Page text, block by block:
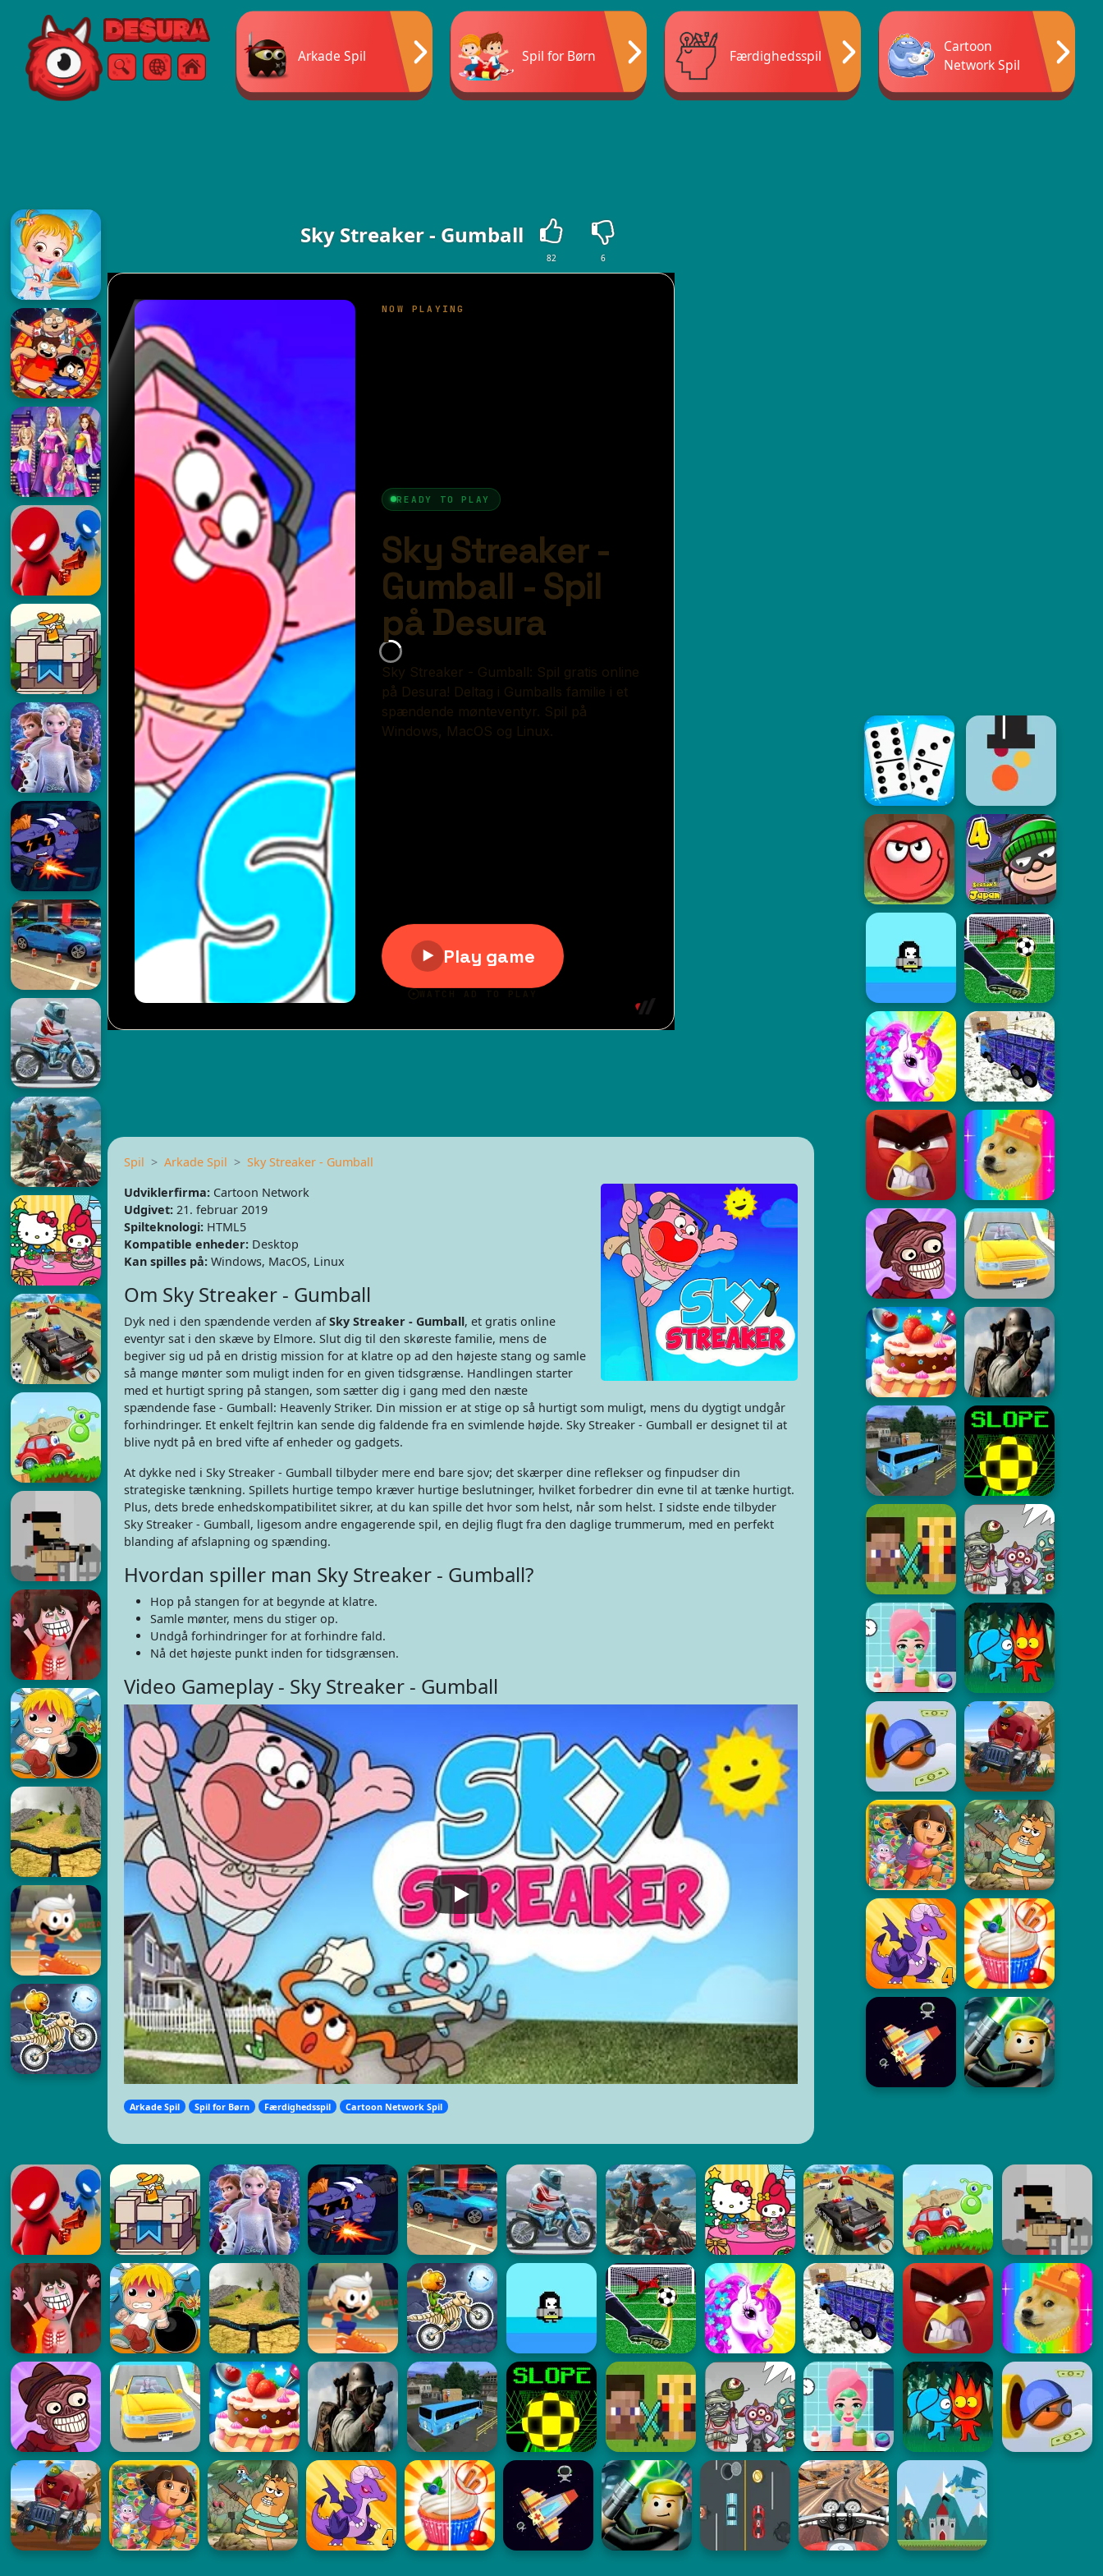
Free Online Games
Søg Menu
Arkade Spil Spil for Børn Færdighedsspil
Cartoon
Network Spil
Sky Streaker - Gumball
82 6
Spil Arkade Spil
Sky Streaker - Gumball
Udviklerfirma:Cartoon Network
Udgivet:21. februar 2019
Spilteknologi:HTML5
Kompatible enheder:Desktop
Kan spilles på:Windows, MacOS, Linux
Om Sky Streaker - Gumball
Dyk ned i den spændende verden afSky Streaker - Gumball, et gratis online
eventyr sat i den skæve by Elmore. Slut dig til den skøreste familie, mens de
begiver sig ud på en dristig mission for at klatre op ad den højeste stang og samle
så mange mønter som muligt inden for en given tidsgrænse. Handlingen starter
med et hurtigt spring på stangen, som sætter dig i gang med den næste
spændende fase - Gumball: Heavenly Striker. Din mission er at stige op så hurtigt som muligt, mens du dygtigt undgår
forhindringer. Et enkelt fejltrin kan sende dig faldende fra en svimlende højde. Sky Streaker - Gumball er designet til at
blive nydt på en bred vifte af enheder og gadgets.
At dykke ned i Sky Streaker - Gumball tilbyder mere end bare sjov; det skærper dine reflekser og finpudser din
strategiske tænkning. Spillets hurtige tempo kræver hurtige beslutninger, hvilket forbedrer din evne til at tænke hurtigt.
Plus, dets brede enhedskompatibilitet sikrer, at du kan spille det hvor som helst, når som helst. I sidste ende tilbyder
Sky Streaker - Gumball, ligesom andre engagerende spil, en dejlig flugt fra den daglige trummerum, med en perfekt
blanding af afslapning og spænding.
Hvordan spiller man Sky Streaker - Gumball?
Hop på stangen for at begynde at klatre.
Samle mønter, mens du stiger op.
Undgå forhindringer for at forhindre fald.
Nå det højeste punkt inden for tidsgrænsen.
Video Gameplay - Sky Streaker - Gumball
Arkade Spil Spil for Børn Færdighedsspil Cartoon Network Spil